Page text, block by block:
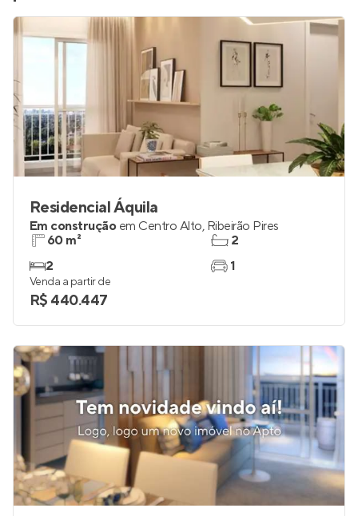
Residencial Áquila
Em construção em Centro Alto, Ribeirão Pires
60 m²
2
2
1
Venda a partir de
R$ 440.447